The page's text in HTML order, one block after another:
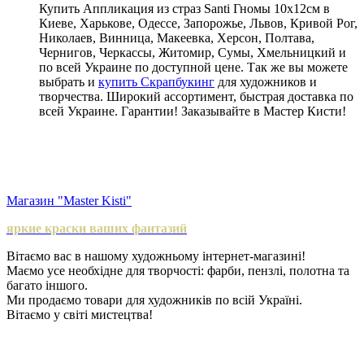
Купить Аппликация из страз Santi Гномы 10х12см в
Киеве, Харькове, Одессе, Запорожье, Львов, Кривой Рог,
Николаев, Винница, Макеевка, Херсон, Полтава,
Чернигов, Черкассы, Житомир, Сумы, Хмельницкий и
по всей Украине по доступной цене. Так же вы можете
выбрать и купить Скрапбукинг для художников и
творчества. Широкий ассортимент, быстрая доставка по
всей Украине. Гарантии! Заказывайте в Мастер Кисти!
Магазин "Master Kisti"
яркие краски ваших фантазий
Вітаємо вас в нашому художньому інтернет-магазині!
Маємо усе необхідне для творчості: фарби, пензлі, полотна та
багато іншого.
Ми продаємо товари для художників по всій Україні.
Вітаємо у світі мистецтва!